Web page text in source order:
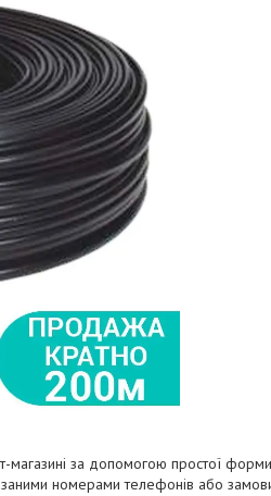
за допомогою простої
номерами телефонів або